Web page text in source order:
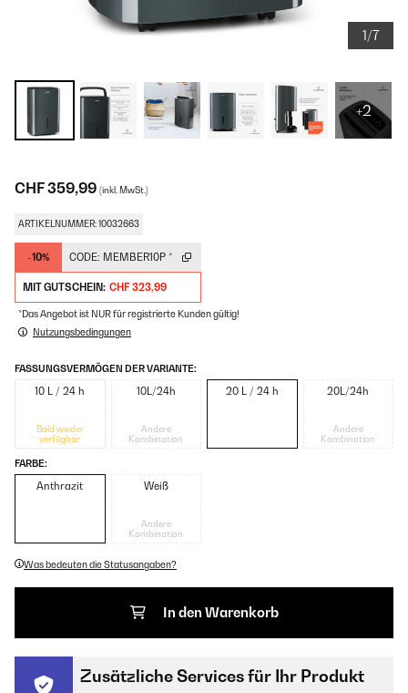
1/7
+2
CHF 359,99 (inkl. MwSt.)
ARTIKELNUMMER: 10032663
-10% CODE: MEMBER10P *
MIT GUTSCHEIN: CHF 323,99
*Das Angebot ist NUR für registrierte Kunden gültig!
Nutzungsbedingungen
FASSUNGSVERMÖGEN DER VARIANTE:
10 L / 24 h
Bald wieder
verfügbar
10L/24h
Andere
Kombination
20 L / 24 h 20L/24h
Andere
Kombination
FARBE:
Anthrazit Weiß
Andere
Kombination
Was bedeuten die Statusangaben?
In den Warenkorb
Zusätzliche Services für Ihr Produkt